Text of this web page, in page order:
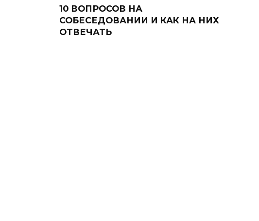
10 ВОПРОСОВ НА
СОБЕСЕДОВАНИИ И КАК НА НИХ
ОТВЕЧАТЬ